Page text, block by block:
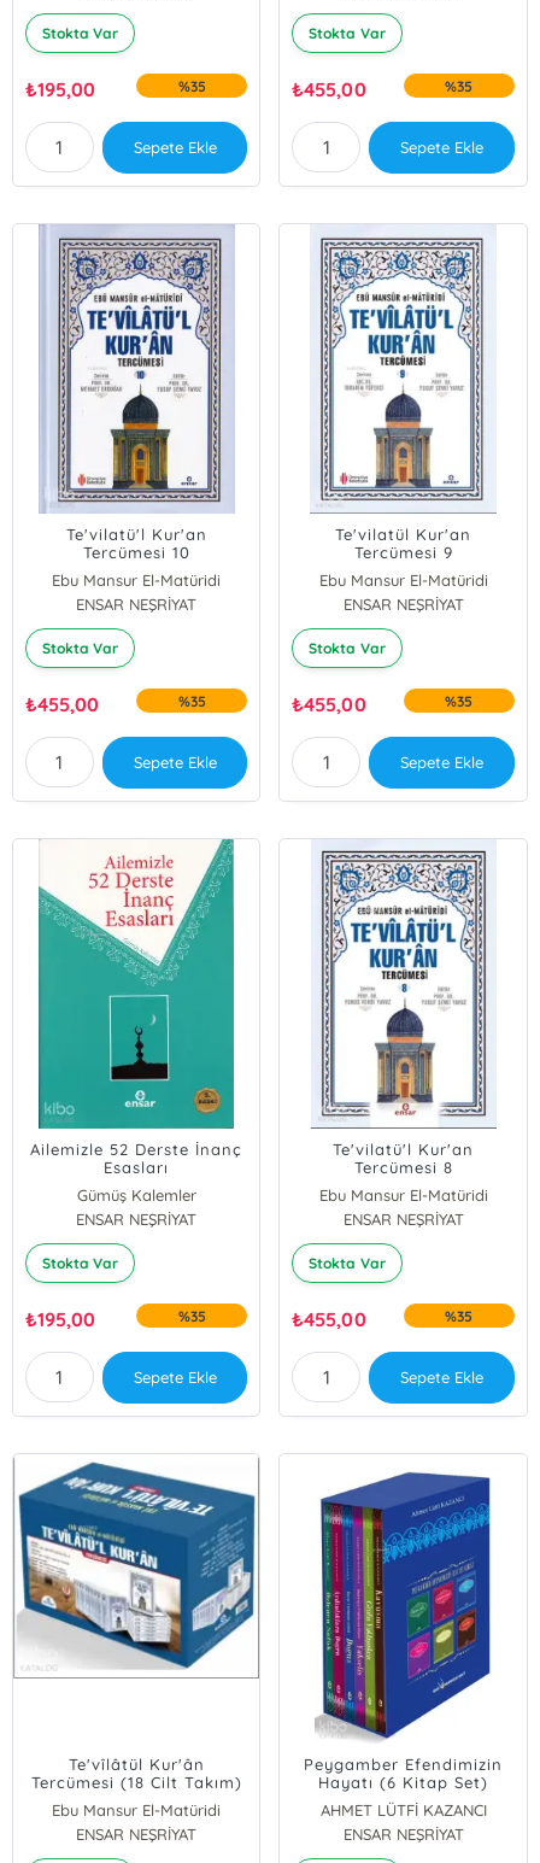
Stokta Var
₺195,00 %35
Sepete Ekle
Stokta Var
₺455,00 %35
Sepete Ekle
Te'vilatü'l Kur'an
Tercümesi 10
Ebu Mansur El-Matüridi
ENSAR NEŞRİYAT
Stokta Var
₺455,00 %35
Sepete Ekle
Te'vilatül Kur'an
Tercümesi 9
Ebu Mansur El-Matüridi
ENSAR NEŞRİYAT
Stokta Var
₺455,00 %35
Sepete Ekle
Ailemizle 52 Derste İnanç
Esasları
Gümüş Kalemler
ENSAR NEŞRİYAT
Stokta Var
₺195,00 %35
Sepete Ekle
Te'vilatü'l Kur'an
Tercümesi 8
Ebu Mansur El-Matüridi
ENSAR NEŞRİYAT
Stokta Var
₺455,00 %35
Sepete Ekle
Te'vîlâtül Kur'ân
Tercümesi (18 Cilt Takım)
Ebu Mansur El-Matüridi
ENSAR NEŞRİYAT
Peygamber Efendimizin
Hayatı (6 Kitap Set)
AHMET LÜTFİ KAZANCI
ENSAR NEŞRİYAT